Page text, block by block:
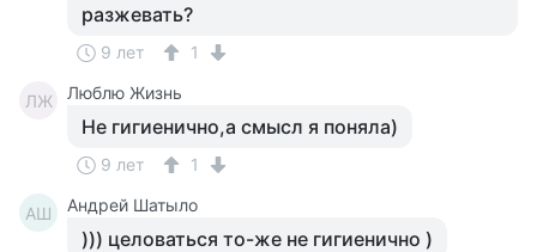
разжевать?
9 лет 1
ЛЖ Люблю Жизнь
Не гигиенично,а смысл я поняла)
9 лет 1
АШ Андрей Шатыло
))) целоваться то-же не гигиенично )